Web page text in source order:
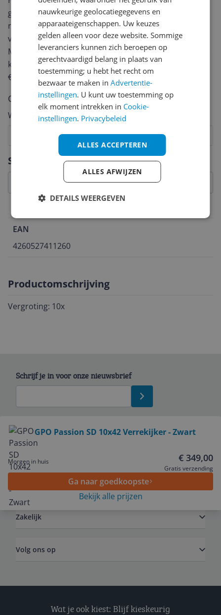
Specificaties
EAN
4260527411260
Productomschrijving
Vergroting: 10x
geven? Start dan hieronder met het schrijven van je
review. Afhankelijk van de details duurt het schrijven
van een review gemiddeld tussen de 3 en 10 minuten.
Met jouw mening help je andere bezoekers een betere
keuze te maken én maak je iedere maand kans op
€250,-!
Klik hier voor de actievoorwaarden.
Cijfer
Welk cijfer geef jij dit product?
8
7
6
5
4
3
GPO Passion SD 10x42 Verrekijker - Zwart
Morgen in huis € 349,00
Gratis verzending
Ga naar goedkoopste
Bekijk alle prijzen
Schrijf je in voor onze nieuwsbrief
Service
Zakelijk
Volg ons op
Wat je ook kiest: Blijf kieskeurig
nauwkeurige geolocatiegegevens en
apparaateigenschappen. Uw keuzes
gelden alleen voor deze website. Sommige
leveranciers kunnen zich beroepen op
gerechtvaardigd belang in plaats van
toestemming; u hebt het recht om
bezwaar te maken inAdvertentie-
instellingen. U kunt uw toestemming op
elk moment intrekken in Cookie-
instellingen. Privacybeleid
ALLES ACCEPTEREN
ALLES AFWIJZEN
DETAILS WEERGEVEN